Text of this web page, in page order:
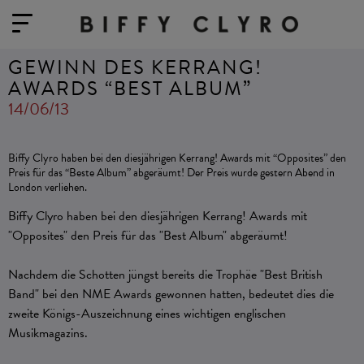
GEWINN DES KERRANG!
AWARDS “BEST ALBUM”
14/06/13
Biffy Clyro haben bei den diesjährigen Kerrang! Awards mit “Opposites” den
Preis für das “Beste Album” abgeräumt! Der Preis wurde gestern Abend in
London verliehen.
Biffy Clyro haben bei den diesjährigen Kerrang! Awards mit
"Opposites"den Preis für das "Best Album"abgeräumt!
Nachdem die Schotten jüngst bereits die Trophäe "Best British
Band" bei den NME Awards gewonnen hatten, bedeutet dies die
zweite Königs-Auszeichnung eines wichtigen englischen
Musikmagazins.